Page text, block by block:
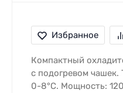
Избранное
Компактный
с подогревом
0-8°C. Мощность: